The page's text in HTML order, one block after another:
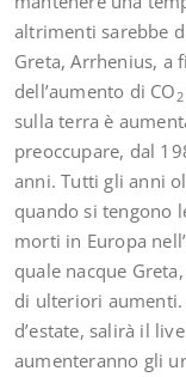
altrimenti sarebbe
Greta, Arrhenius, a
dell’aumento di CO 2
sulla terra è
preoccupare, dal
anni. Tutti gli anni
quando si tengono
morti in Europa
quale nacque
di ulteriori
d’estate, salirà il
aumenteranno gli